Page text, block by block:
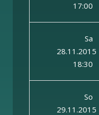
17:00
Sa
28.11.2015
18:30
So
29.11.2015